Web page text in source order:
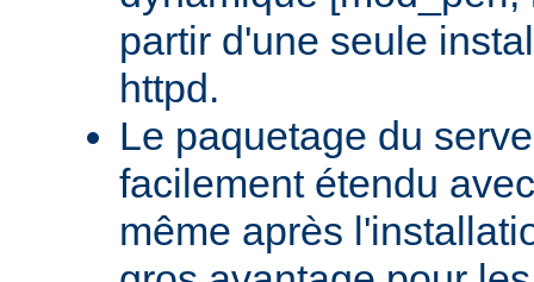
partir d'une seule
httpd.
Le paquetage du
facilement étendu
même après